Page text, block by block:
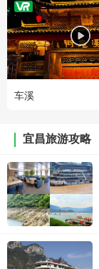
车溪
宜昌旅游攻略